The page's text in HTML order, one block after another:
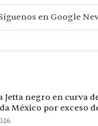
en Google
Jetta negro en curva
México por exceso